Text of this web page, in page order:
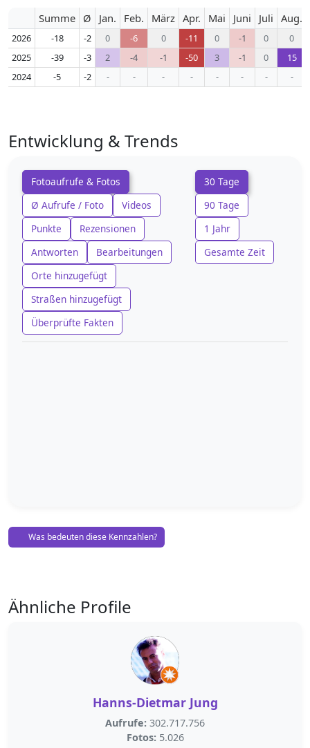
Summe Ø Jan. Feb. März Apr. Mai Juni Juli Aug.
2026 -18 -2 0 -6 0 -11 0 -1 0
0
2025
-39 -3 2 -4 -1 -50 3 -1 0
15
2024
-5 -2 - - - - - - - -
Entwicklung & Trends
Fotoaufrufe & Fotos
Ø Aufrufe / Foto
Videos
Punkte
Rezensionen
Antworten
Bearbeitungen
Orte hinzugefügt
Straßen hinzugefügt
Überprüfte Fakten
30 Tage
90 Tage
1 Jahr
Gesamte Zeit
Was bedeuten diese Kennzahlen?
Ähnliche Profile
Hanns-Dietmar Jung
Aufrufe: 302.717.756
Fotos: 5.026